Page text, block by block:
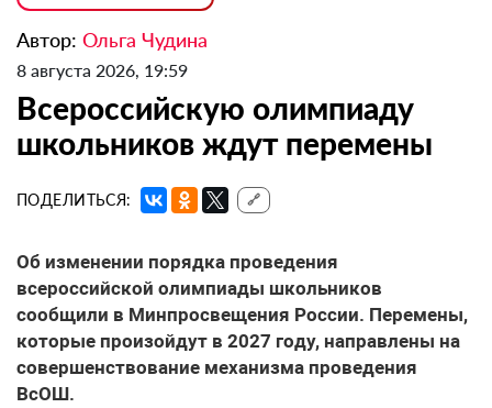
Автор: Ольга Чудина
8 августа 2026, 19:59
Всероссийскую олимпиаду
школьников ждут перемены
ПОДЕЛИТЬСЯ: 🔗
Об изменении порядка проведения
всероссийской олимпиады школьников
сообщили в Минпросвещения России. Перемены,
которые произойдут в 2027 году, направлены на
совершенствование механизма проведения
ВсОШ.